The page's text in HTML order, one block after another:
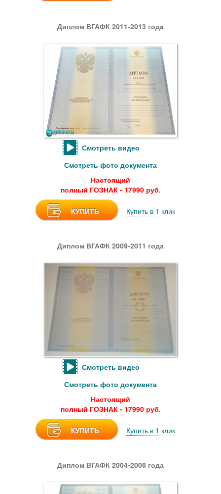
Диплом ВГАФК 2011-2013 года
Смотреть видео
Смотреть фото документа
Настоящий
полный ГОЗНАК - 17990 руб.
КУПИТЬ Купить в 1 клик
Диплом ВГАФК 2009-2011 года
Смотреть видео
Смотреть фото документа
Настоящий
полный ГОЗНАК - 17990 руб.
КУПИТЬ Купить в 1 клик
Диплом ВГАФК 2004-2008 года